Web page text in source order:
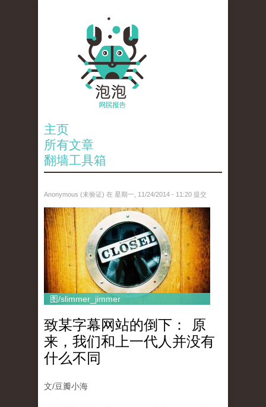
主页
所有文章
翻墙工具箱
Anonymous (未验证) 在 星期一, 11/24/2014 - 11:20 提交
2772087916_feeda3cee8_z.jpg
图/slimmer_jimmer
致某字幕网站的倒下： 原
来，我们和上一代人并没有
什么不同
文/豆瓣小海